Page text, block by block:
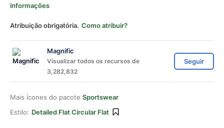
informações
Atribuição obrigatória. Como atribuir?
Magnific
Visualizar todos os recursos de
3,282,832
Seguir
Mais ícones do pacote Sportswear
Estilo: Detailed Flat Circular Flat